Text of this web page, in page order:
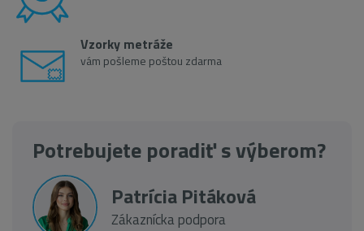
Vzorky metráže
vám pošleme poštou zdarma
Potrebujete poradiť s výberom?
Patrícia Pitáková
Zákaznícka podpora